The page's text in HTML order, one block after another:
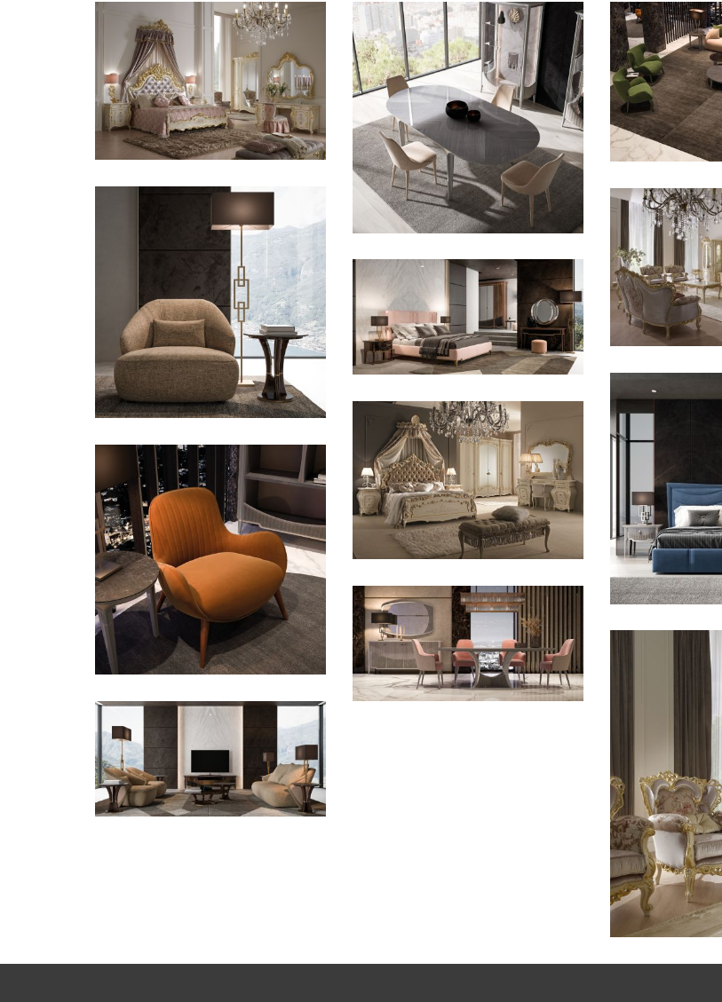
CLASSICO /
CAMERE
Sophia
CONTEMPORANEO /
PRANZO
Navigli
LIVING
CONTEMPORANEO /
POLTRONE
Navigli
Sophia
CONTEMPORANEO /
CAMERE
Navigli
CAMERE
CLASSICO /
CAMERE
Venezia
CONTEMPORANEO /
POLTRONE
Navigli
CONTEMPORANEO /
PRANZO
Navigli
POLTRONE
Sophia
CONTEMPORANEO /
LIVING
Navigli